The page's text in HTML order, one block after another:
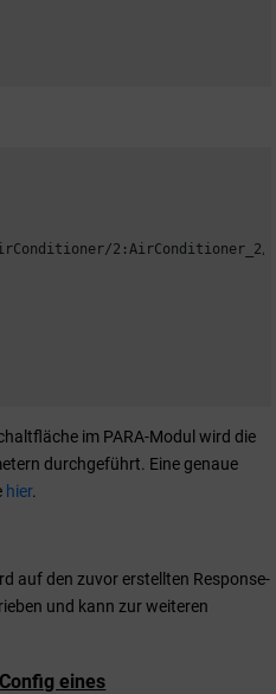
2:AirConditioner_2/
im PARA-Modul wird die
durchgeführt. Eine genaue
hier.
auf den zuvor erstellten Response-
und kann zur weiteren
eines